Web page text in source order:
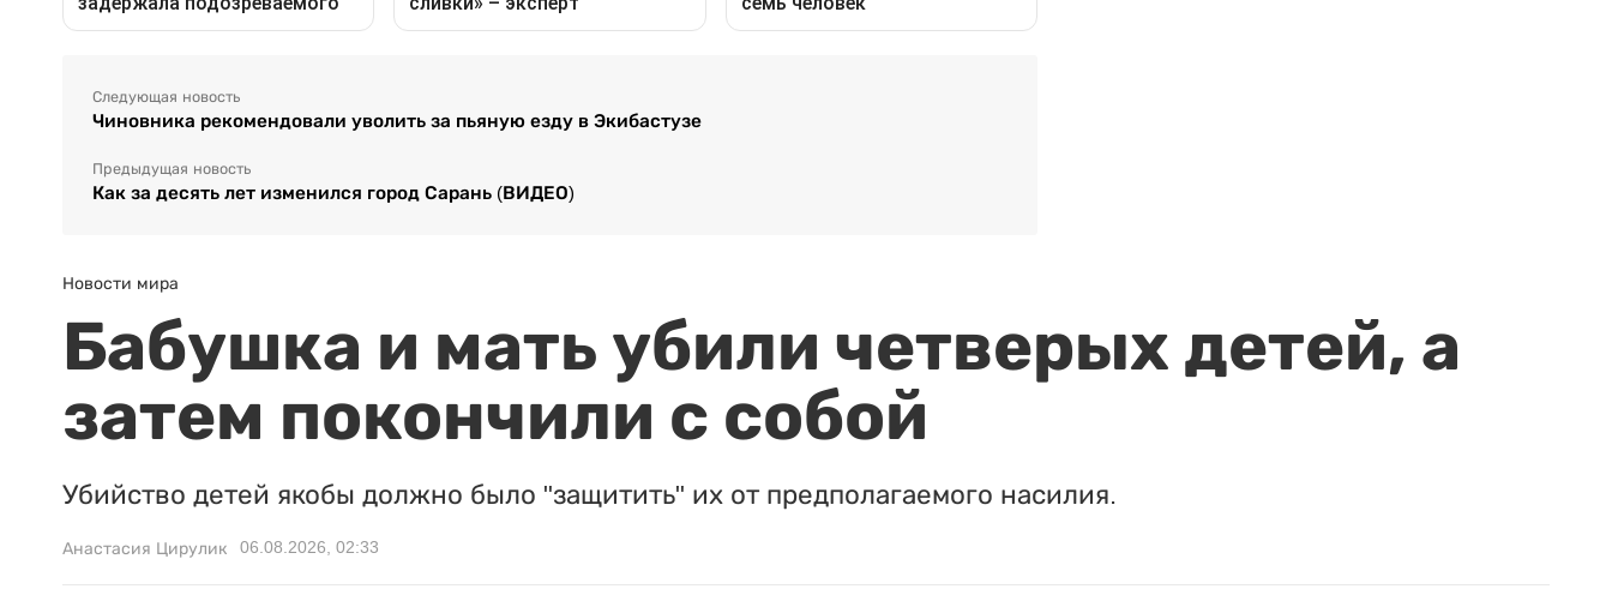
Следующая новость
Чиновника рекомендовали уволить за пьяную езду в Экибастузе
Предыдущая новость
Как за десять лет изменился город Сарань (ВИДЕО)
Новости мира
Бабушка и мать убили четверых детей, а
затем покончили с собой
Убийство детей якобы должно было "защитить" их от предполагаемого насилия.
Анастасия Цирулик 06.08.2026, 02:33